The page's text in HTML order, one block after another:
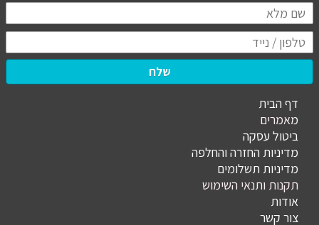
שלח
דף הבית
מאמרים
ביטול עסקה
מדיניות החזרה והחלפה
מדיניות תשלומים
תקנות ותנאי השימוש
אודות
צור קשר